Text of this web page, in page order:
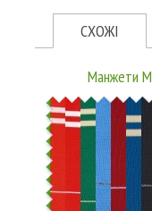
СХОЖІ
Манжети